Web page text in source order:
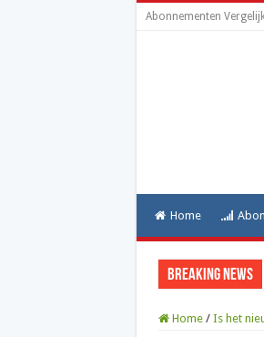
Abonnementen
Home
Breaking News
Home / Is het